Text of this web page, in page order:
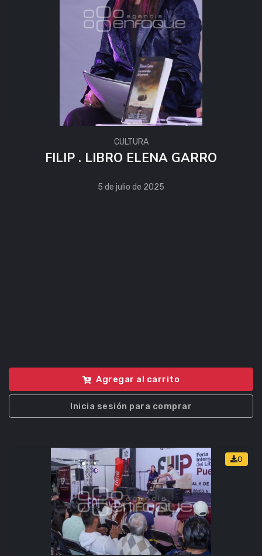
CULTURA
FILIP . LIBRO ELENA GARRO
5 de julio de 2025
Agregar al carrito
Inicia sesión para comprar
0